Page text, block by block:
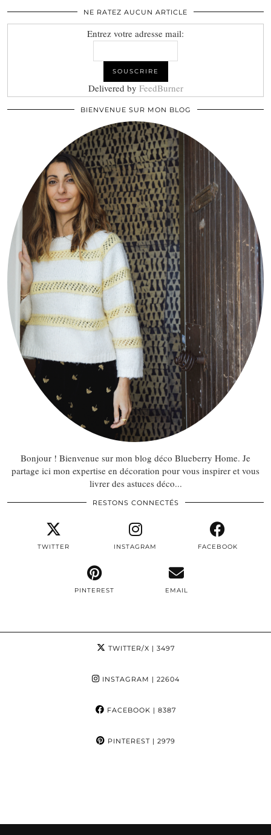
NE RATEZ AUCUN ARTICLE
Entrez votre adresse mail:
Delivered by FeedBurner
BIENVENUE SUR MON BLOG
Bonjour ! Bienvenue sur mon blog déco Blueberry Home. Je
partage ici mon expertise en décoration pour vous inspirer et vous
livrer des astuces déco...
RESTONS CONNECTÉS
TWITTER INSTAGRAM FACEBOOK
PINTEREST EMAIL
TWITTER/X | 3497
INSTAGRAM | 22604
FACEBOOK | 8387
PINTEREST| 2979